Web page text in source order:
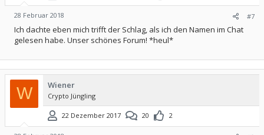
28 Februar 2018 #7
Ich dachte eben mich trifft der Schlag, als ich den Namen im Chat
gelesen habe. Unser schönes Forum! *heul*
W Wiener
Crypto Jüngling
22 Dezember 2017 20 2